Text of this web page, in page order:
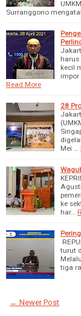
Surranggono
kecil
Read More
28
Mei …
ke
har…
turut
tiga
← Newer Post